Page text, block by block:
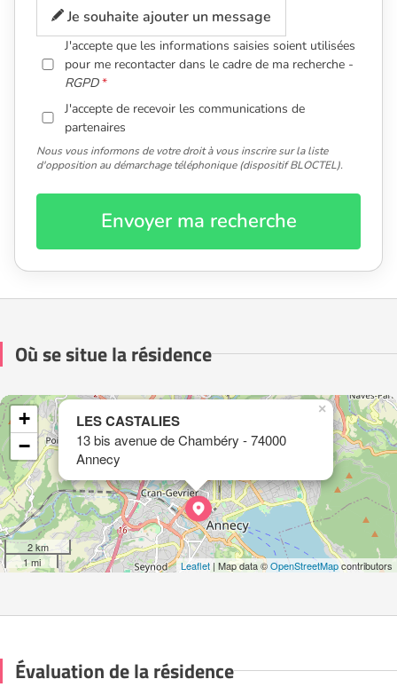
Je souhaite ajouter un message
J'accepte que les informations saisies soient utilisées
pour me recontacter dans le cadre de ma recherche -
RGPD
J'accepte de recevoir les communications de
partenaires
Nous vous informons de votre droit à vous inscrire sur la liste
d'opposition au démarchage téléphonique (dispositif BLOCTEL).
Envoyer ma recherche
Où se situe la résidence
LES CASTALIES
13 bis avenue de Chambéry - 74000
Annecy
×
+
−
2 km
1 mi
Leaflet | Map data ©OpenStreetMapcontributors
Évaluation de la résidence